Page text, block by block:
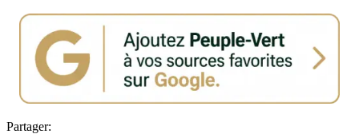
Partager: